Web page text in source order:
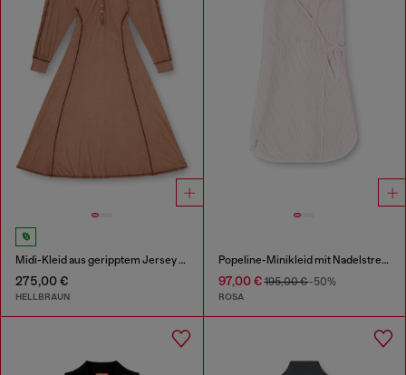
Midi-Kleid aus geripptem Jersey mit Fledermausärmeln
275,00 €
HELLBRAUN
Popeline-Minikleid mit Nadelstreifen
97,00 €195,00 €-50%
ROSA